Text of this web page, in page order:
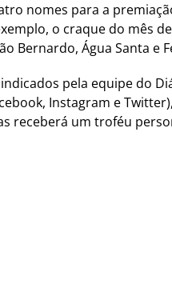
nomes para a
o craque do mês
Bernardo, Água Santa e
pela equipe do
Instagram e
receberá um troféu